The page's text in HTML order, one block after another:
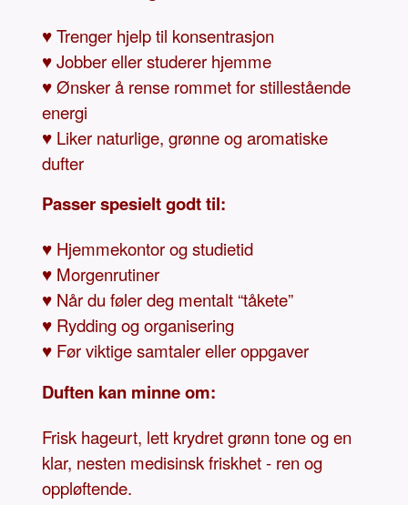
♥ Trenger hjelp til konsentrasjon
♥ Jobber eller studerer hjemme
♥ Ønsker å rense rommet for stillestående
energi
♥ Liker naturlige, grønne og aromatiske
dufter
Passer spesielt godt til:
♥ Hjemmekontor og studietid
♥ Morgenrutiner
♥ Når du føler deg mentalt “tåkete”
♥ Rydding og organisering
♥ Før viktige samtaler eller oppgaver
Duften kan minne om:
Frisk hageurt, lett krydret grønn tone og en
klar, nesten medisinsk friskhet - ren og
oppløftende.